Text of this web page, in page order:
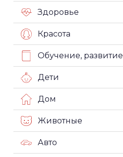
Здоровье
Красота
Обучение, развитие
Дети
Дом
Животные
Авто